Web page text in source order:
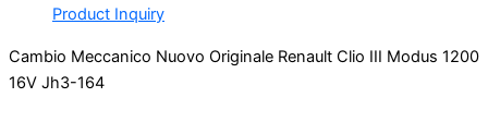
Product Inquiry
Cambio Meccanico Nuovo Originale Renault Clio III Modus 1200
16V Jh3-164